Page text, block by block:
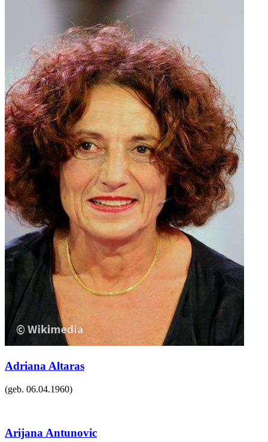
Adriana Altaras
(geb. 06.04.1960)
Arijana Antunovic